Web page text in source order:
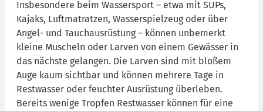
Insbesondere beim Wassersport – etwa mit SUPs,
Kajaks, Luftmatratzen, Wasserspielzeug oder über
Angel- und Tauchausrüstung – können unbemerkt
kleine Muscheln oder Larven von einem Gewässer in
das nächste gelangen. Die Larven sind mit bloßem
Auge kaum sichtbar und können mehrere Tage in
Restwasser oder feuchter Ausrüstung überleben.
Bereits wenige Tropfen Restwasser können für eine